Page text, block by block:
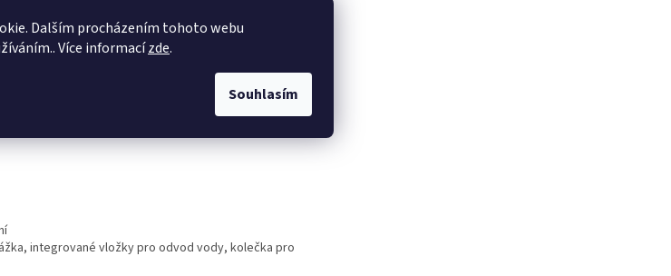
Dalším procházením tohoto webu
Více informacízde.
Souhlasím
usnadňují jeho přesun, což oceníte při změně
integrované vložky pro odvod vody, kolečka pro